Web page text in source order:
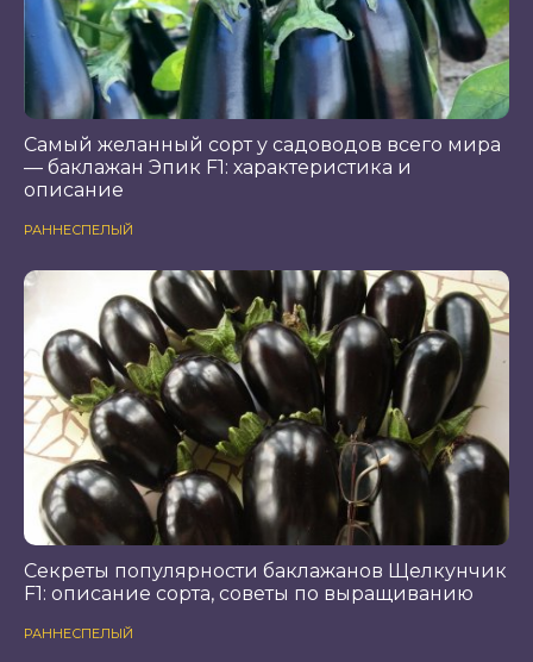
Самый желанный сорт у садоводов всего мира
— баклажан Эпик F1: характеристика и
описание
РАННЕСПЕЛЫЙ
Секреты популярности баклажанов Щелкунчик
F1: описание сорта, советы по выращиванию
РАННЕСПЕЛЫЙ